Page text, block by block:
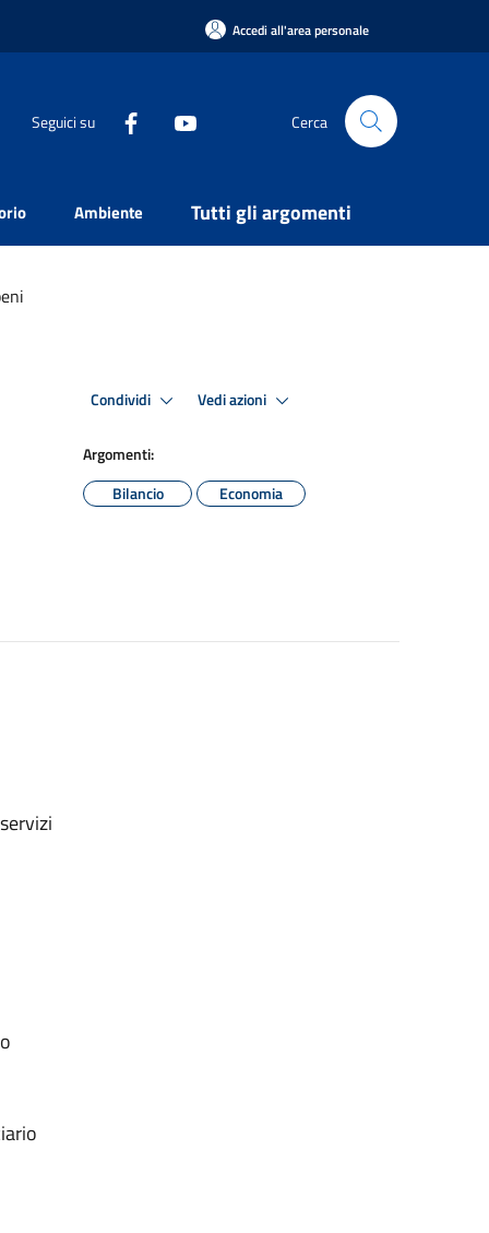
Accedi all'area personale
Seguici su Cerca
Ambiente Tutti gli argomenti
Condividi Vedi azioni
Argomenti:
Bilancio
Economia